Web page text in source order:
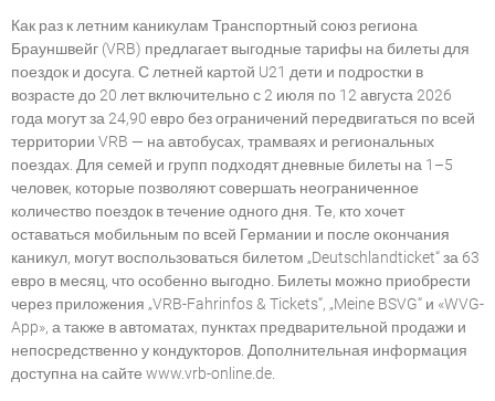
Как раз к летним каникулам Транспортный союз региона
Брауншвейг (VRB) предлагает выгодные тарифы на билеты для
поездок и досуга. С летней картой U21 дети и подростки в
возрасте до 20 лет включительно с 2 июля по 12 августа 2026
года могут за 24,90 евро без ограничений передвигаться по всей
территории VRB — на автобусах, трамваях и региональных
поездах. Для семей и групп подходят дневные билеты на 1–5
человек, которые позволяют совершать неограниченное
количество поездок в течение одного дня. Те, кто хочет
оставаться мобильным по всей Германии и после окончания
каникул, могут воспользоваться билетом „Deutschlandticket“ за 63
евро в месяц, что особенно выгодно. Билеты можно приобрести
через приложения „VRB-Fahrinfos & Tickets“, „Meine BSVG“ и «WVG-
App», а также в автоматах, пунктах предварительной продажи и
непосредственно у кондукторов. Дополнительная информация
доступна на сайте www.vrb-online.de.